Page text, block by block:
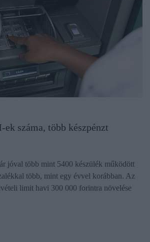
ek száma, több készpénzt
jóval több mint 5400 készülék működött
több, mint egy évvel korábban. Az
limit havi 300 000 forintra növelése